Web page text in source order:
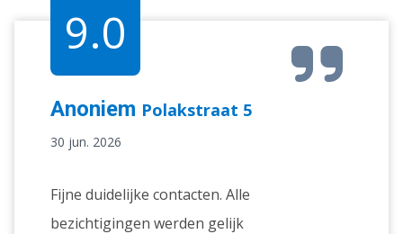
9.0
Anoniem Polakstraat 5
30 jun. 2026
Fijne duidelijke contacten. Alle
bezichtigingen werden gelijk